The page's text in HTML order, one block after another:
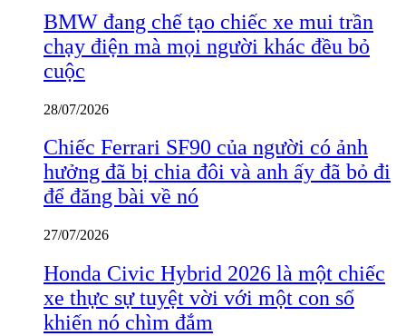
BMW đang chế tạo chiếc xe mui trần
chạy điện mà mọi người khác đều bỏ
cuộc
28/07/2026
Chiếc Ferrari SF90 của người có ảnh
hưởng đã bị chia đôi và anh ấy đã bỏ đi
để đăng bài về nó
27/07/2026
Honda Civic Hybrid 2026 là một chiếc
xe thực sự tuyệt vời với một con số
khiến nó chìm đắm